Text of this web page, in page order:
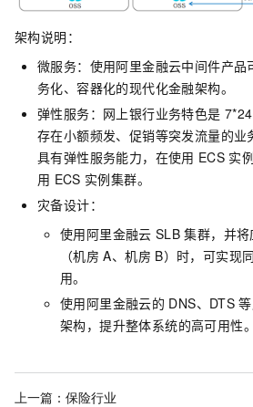
架构说明：
微服务：使用阿里金融云中间件产品
务化、容器化的现代化金融架构。
弹性服务：网上银行业务特色是 7*24
存在小额频发、促销等突发流量的业
具有弹性服务能力，在使用 ECS 实
用 ECS 实例集群。
灾备设计：
使用阿里金融云 SLB 集群，并
（机房 A、机房 B）时，可实现
用。
使用阿里金融云的 DNS、DTS
架构，提升整体系统的高可用性。
上一篇： 保险行业